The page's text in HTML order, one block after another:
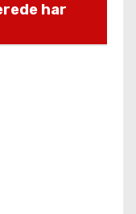
har